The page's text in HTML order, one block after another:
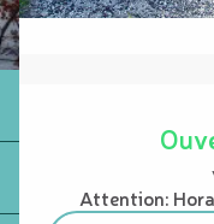
Attention: